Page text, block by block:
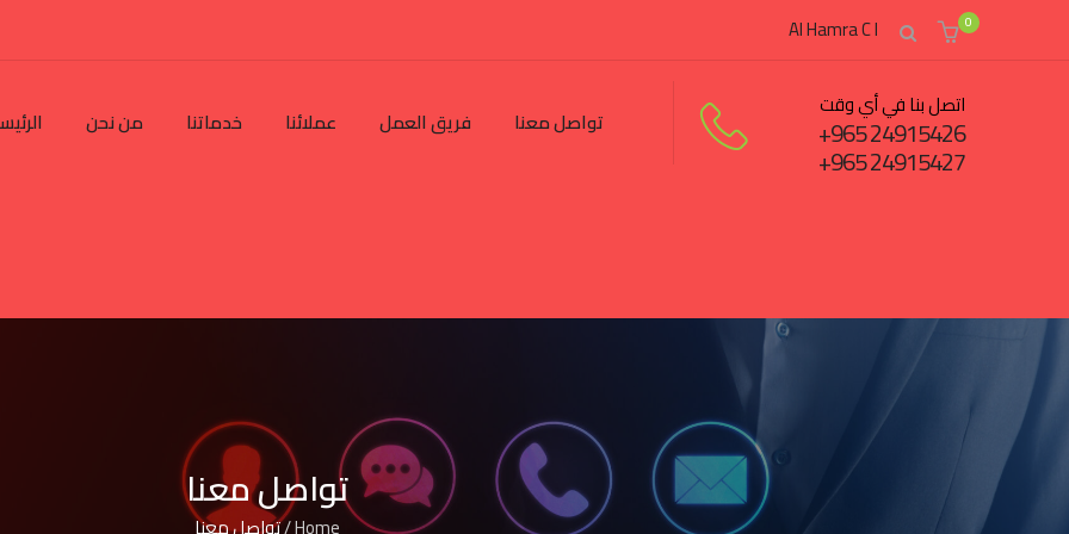
0
Al Hamra C I
من نحن خدماتنا عملائنا فريق العمل تواصل معنا
اتصل بنا في أي وقت
24915426 965+
24915427 965+
تواصل معنا